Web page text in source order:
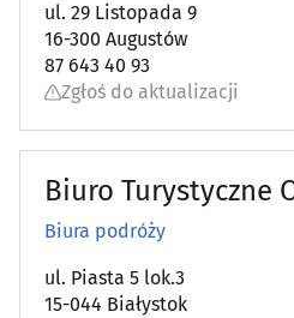
ul. 29 Listopada 9
16-300 Augustów
87 643 40 93
Zgłoś do aktualizacji
Biuro Turystyczne
Biura podróży
ul. Piasta 5 lok.3
15-044 Białystok